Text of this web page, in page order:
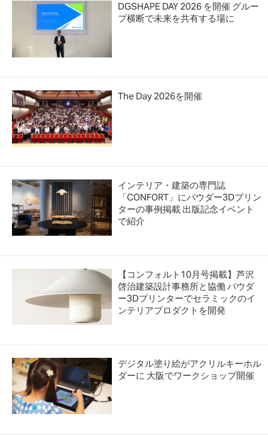
DGSHAPE DAY 2026 を開催 グルー
プ横断で未来を共有する場に
The Day 2026を開催
インテリア・建築の専門誌
「CONFORT」にパウダー3Dプリン
ターの事例掲載 出版記念イベント
で紹介
【コンフォルト10月号掲載】芦沢
啓治建築設計事務所と協働 パウダ
ー3Dプリンターでセラミックのイ
ンテリアプロダクトを開発
デジタル塗り絵がアクリルキーホル
ダーに 大阪でワークショップ開催